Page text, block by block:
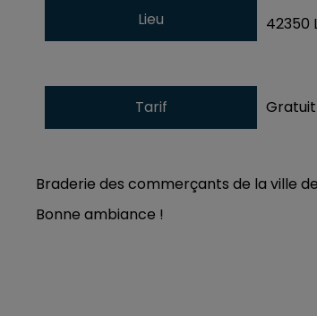
Lieu 42350
Tarif Gratuit
Braderie des commerçants de la ville de
Bonne ambiance !